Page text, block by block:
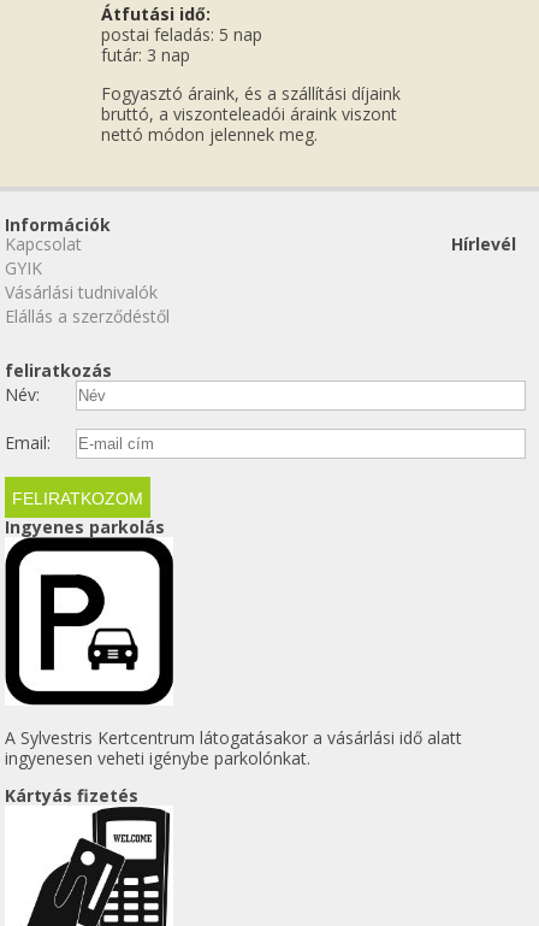
Átfutási idő:
postai feladás: 5 nap
futár: 3 nap
Fogyasztó áraink, és a szállítási díjaink
bruttó, a viszonteleadói áraink viszont
nettó módon jelennek meg.
Információk
Kapcsolat
GYIK
Vásárlási tudnivalók
Elállás a szerződéstől
Hírlevél
feliratkozás
Név:
Email:
Ingyenes parkolás
A Sylvestris Kertcentrum látogatásakor a vásárlási idő alatt
ingyenesen veheti igénybe parkolónkat.
Kártyás fizetés